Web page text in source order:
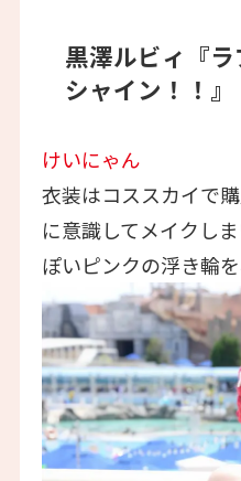
黒澤ルビィ『
シャイン！！』
けいにゃん
衣装はコススカイで
に意識してメイクし
ぽいピンクの浮き輪